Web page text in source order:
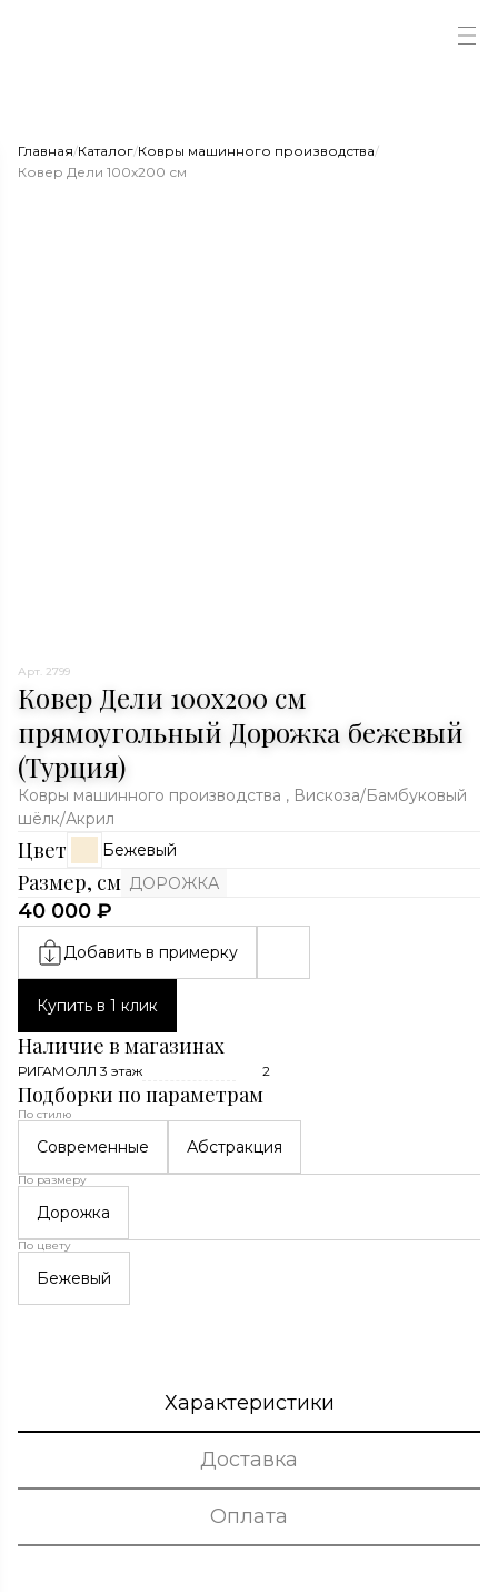
Главная/Каталог/Ковры машинного производства/
Ковер Дели 100х200 см
Арт. 2799
Ковер Дели 100х200 см
прямоугольный Дорожка бежевый
(Турция)
Ковры машинного производства , Вискоза/Бамбуковый
шёлк/Акрил
Цвет Бежевый
Размер, см ДОРОЖКА
40 000 ₽
Добавить в примерку
Купить в 1 клик
Наличие в магазинах
РИГАМОЛЛ 3 этаж 2
Подборки по параметрам
По стилю
Современные Абстракция
По размеру
Дорожка
По цвету
Бежевый
Характеристики
Доставка
Оплата